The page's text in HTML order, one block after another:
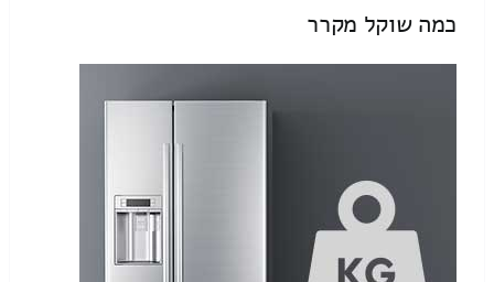
כמה שוקל מקרר